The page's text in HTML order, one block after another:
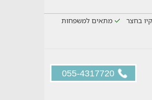
בחצר מתאים למשפחות
055-4317720